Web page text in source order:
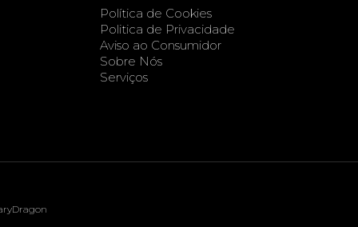
Política de Cookies
Politica de Privacidade
Aviso ao Consumidor
Sobre Nós
Serviços